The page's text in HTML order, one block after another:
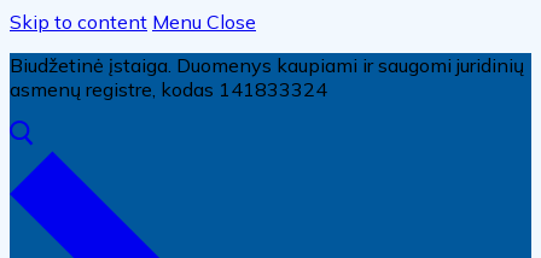
Skip to content Menu Close
Biudžetinė įstaiga. Duomenys kaupiami ir saugomi juridinių
asmenų registre, kodas 141833324